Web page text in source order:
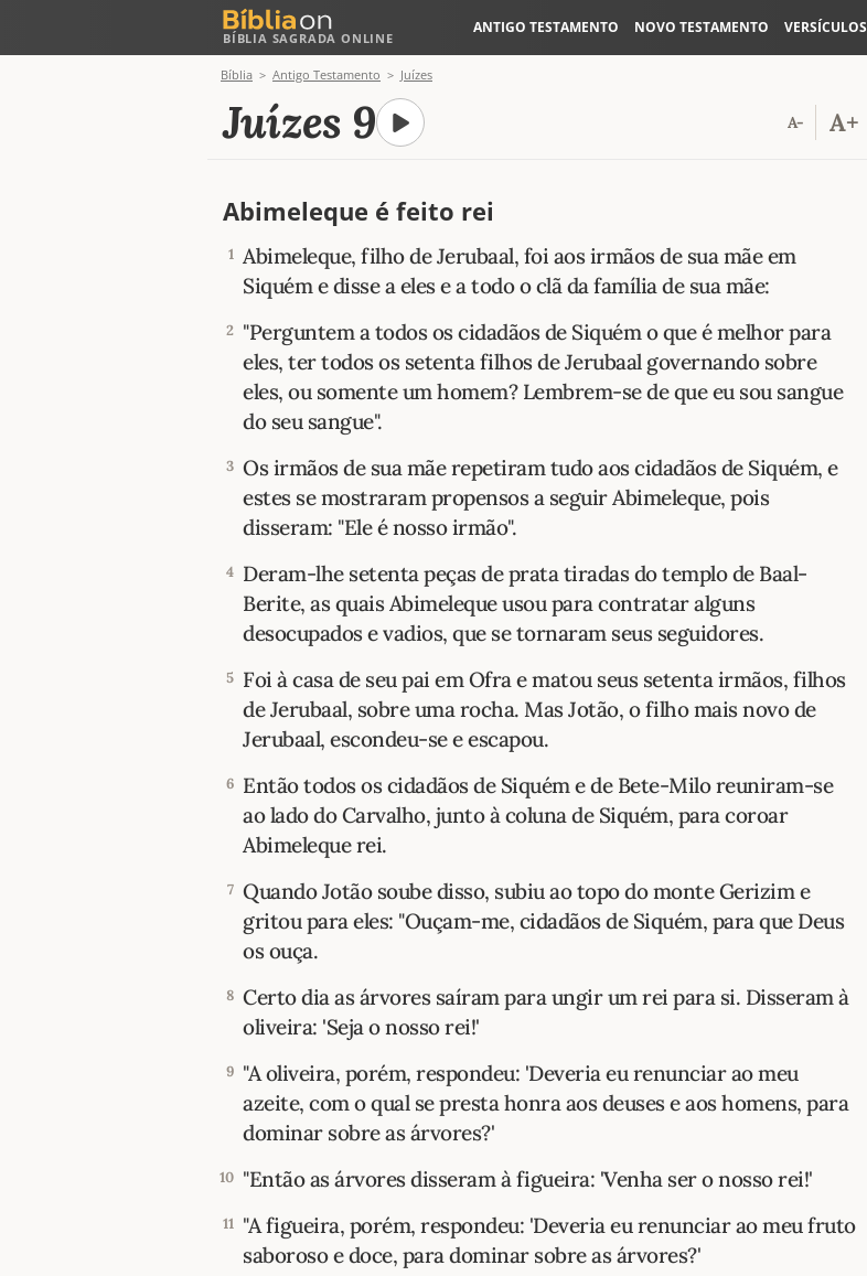
BÍBLIA SAGRADA ONLINE
ANTIGO TESTAMENTO NOVO TESTAMENTO VERSÍCULOS
Bíblia Antigo Testamento Juízes
Juízes 9 A- A+
Abimeleque é feito rei
1 Abimeleque, filho de Jerubaal, foi aos irmãos de sua mãe em
Siquém e disse a eles e a todo o clã da família de sua mãe:
2 "Perguntem a todos os cidadãos de Siquém o que é melhor para
eles, ter todos os setenta filhos de Jerubaal governando sobre
eles, ou somente um homem? Lembrem-se de que eu sou sangue
do seu sangue".
3 Os irmãos de sua mãe repetiram tudo aos cidadãos de Siquém, e
estes se mostraram propensos a seguir Abimeleque, pois
disseram: "Ele é nosso irmão".
4 Deram-lhe setenta peças de prata tiradas do templo de Baal-
Berite, as quais Abimeleque usou para contratar alguns
desocupados e vadios, que se tornaram seus seguidores.
5 Foi à casa de seu pai em Ofra e matou seus setenta irmãos, filhos
de Jerubaal, sobre uma rocha. Mas Jotão, o filho mais novo de
Jerubaal, escondeu-se e escapou.
6 Então todos os cidadãos de Siquém e de Bete-Milo reuniram-se
ao lado do Carvalho, junto à coluna de Siquém, para coroar
Abimeleque rei.
7 Quando Jotão soube disso, subiu ao topo do monte Gerizim e
gritou para eles: "Ouçam-me, cidadãos de Siquém, para que Deus
os ouça.
8 Certo dia as árvores saíram para ungir um rei para si. Disseram à
oliveira: 'Seja o nosso rei!'
9 "A oliveira, porém, respondeu: 'Deveria eu renunciar ao meu
azeite, com o qual se presta honra aos deuses e aos homens, para
dominar sobre as árvores?'
10 "Então as árvores disseram à figueira: 'Venha ser o nosso rei!'
11 "A figueira, porém, respondeu: 'Deveria eu renunciar ao meu fruto
saboroso e doce, para dominar sobre as árvores?'